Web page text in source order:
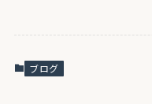
ブログ